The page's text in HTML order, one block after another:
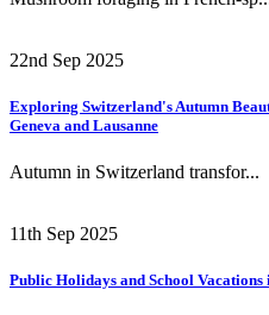
22nd Sep 2025
Exploring Switzerland's Autumn
Geneva and Lausanne
Autumn in Switzerland transfor...
11th Sep 2025
Public Holidays and School Vacations